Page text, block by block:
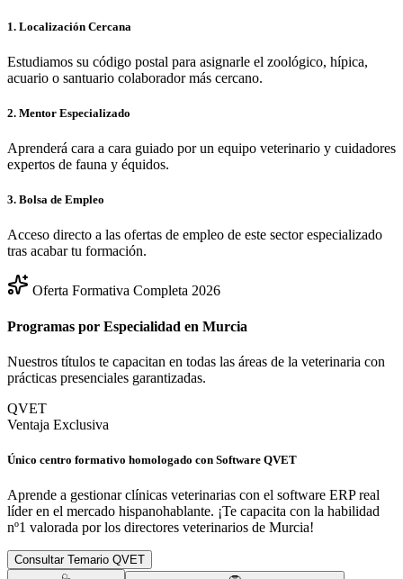
1. Localización Cercana
Estudiamos su código postal para asignarle el zoológico, hípica,
acuario o santuario colaborador más cercano.
2. Mentor Especializado
Aprenderá cara a cara guiado por un equipo veterinario y cuidadores
expertos de fauna y équidos.
3. Bolsa de Empleo
Acceso directo a las ofertas de empleo de este sector especializado
tras acabar tu formación.
Oferta Formativa Completa 2026
Programas por Especialidad en Murcia
Nuestros títulos te capacitan en todas las áreas de la veterinaria con
prácticas presenciales garantizadas.
QVET
Ventaja Exclusiva
Único centro formativo homologado con Software QVET
Aprende a gestionar clínicas veterinarias con el software ERP real
líder en el mercado hispanohablante. ¡Te capacita con la habilidad
nº1 valorada por los directores veterinarios de Murcia!
Consultar Temario QVET